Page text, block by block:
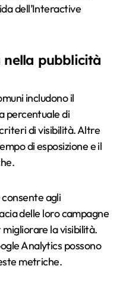
dell’Interactive
pubblicità
includono il
percentuale di
di visibilità. Altre
di esposizione e il
agli
delle loro campagne
la visibilità.
Analytics possono
metriche.